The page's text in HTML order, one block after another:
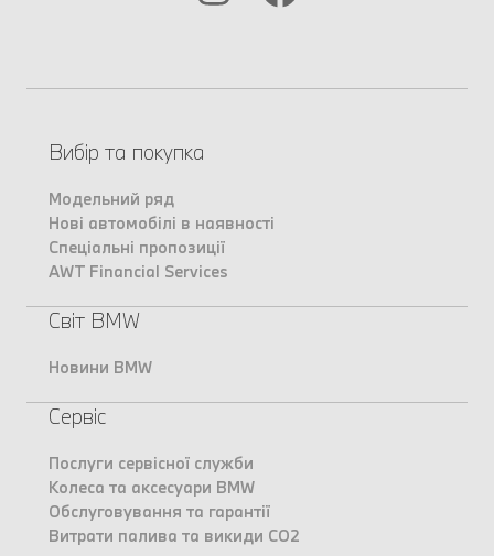
Вибір та покупка
Модельний ряд
Нові автомобілі в наявності
Спеціальні пропозиції
AWT Financial Services
Світ BMW
Новини BMW
Сервіс
Послуги сервісної служби
Колеса та аксесуари BMW
Обслуговування та гарантії
Витрати палива та викиди CO2